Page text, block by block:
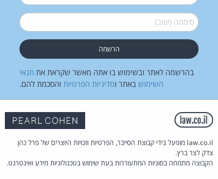
סיסמה (שוב)*
בהרשמה לאתר ובשימוש בו אתה מאשר שקראת את תנאי
השימוש באתר ומדיניות הפרטיות והסכמת להם.
law.co.il מופעל בידי קבוצת הסייבר, הפרטיות וזכויות היוצרים של פרל כהן
צדק לצר ברץ.
הקבוצה מתמחה בסוגיות המתעוררות בעת שימוש בטכנולוגיות מידע ואינטרנט.